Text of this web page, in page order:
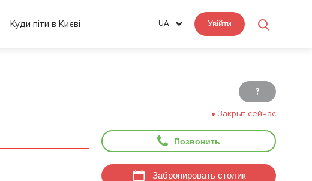
Куди піти в Києві UA Увійти
?
Закрыт сейчас
Позвонить
Забронировать столик